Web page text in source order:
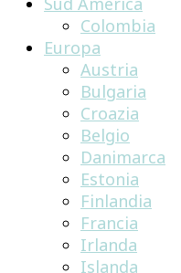
Colombia
Europa
Austria
Bulgaria
Croazia
Belgio
Danimarca
Estonia
Finlandia
Francia
Irlanda
Islanda